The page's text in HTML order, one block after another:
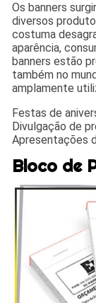
Os banners
diversos
costuma
aparência,
banners estão
também no
amplamente
Festas de
Divulgação de
Apresentações
Bloco de